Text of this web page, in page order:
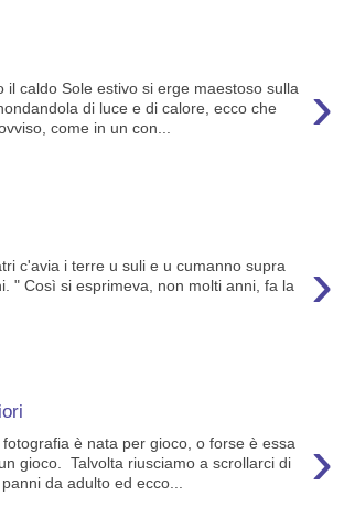
›
il caldo Sole estivo si erge maestoso sulla
di luce e di calore, ecco che
come in un con...
›
c'avia i terre u suli e u cumanno supra
" Così si esprimeva, non molti anni, fa la
›
è nata per gioco, o forse è essa
gioco. Talvolta riusciamo a scrollarci di
da adulto ed ecco...